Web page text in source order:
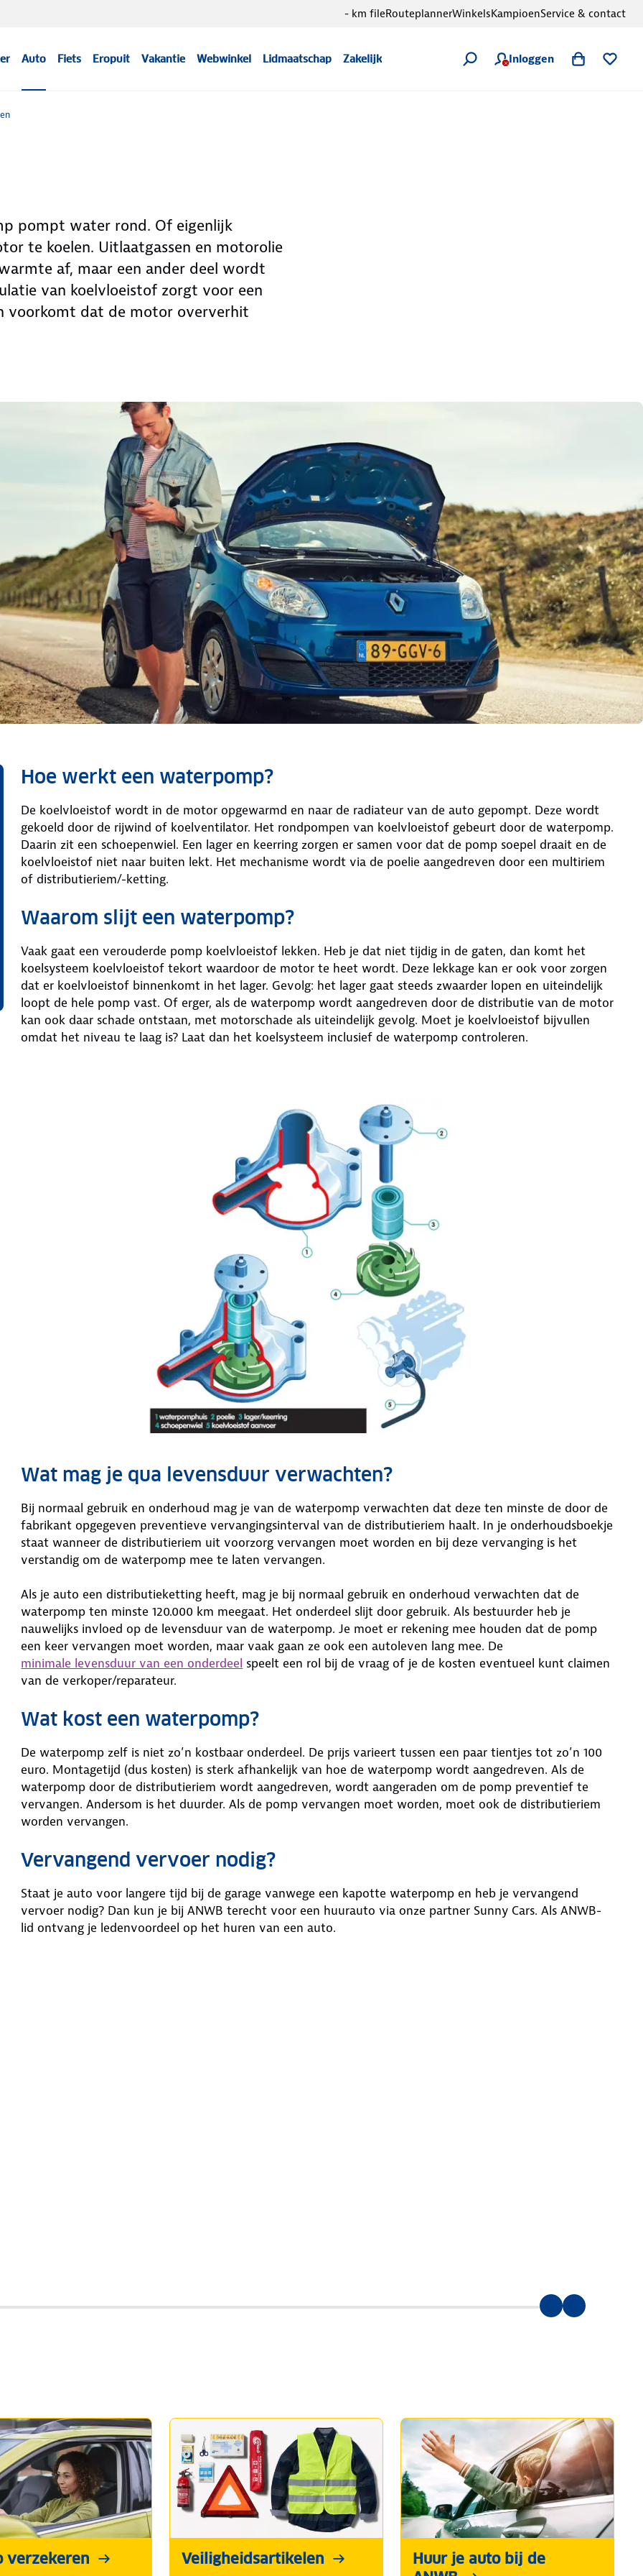
Auto Fiets Eropuit Vakantie Webwinkel Lidmaatschap Zakelijk Inloggen
- km fileRouteplannerWinkelsKampioenService & contact
pompt water rond. Of eigenlijk
te koelen. Uitlaatgassen en motorolie
af, maar een ander deel wordt
van koelvloeistof zorgt voor een
voorkomt dat de motor oververhit
Hoe werkt een waterpomp?
De koelvloeistof wordt in de motor opgewarmd en naar de radiateur van de auto gepompt. Deze wordt
gekoeld door de rijwind of koelventilator. Het rondpompen van koelvloeistof gebeurt door de waterpomp.
Daarin zit een schoepenwiel. Een lager en keerring zorgen er samen voor dat de pomp soepel draait en de
koelvloeistof niet naar buiten lekt. Het mechanisme wordt via de poelie aangedreven door een multiriem
of distributieriem/-ketting.
Waarom slijt een waterpomp?
Vaak gaat een verouderde pomp koelvloeistof lekken. Heb je dat niet tijdig in de gaten, dan komt het
koelsysteem koelvloeistof tekort waardoor de motor te heet wordt. Deze lekkage kan er ook voor zorgen
dat er koelvloeistof binnenkomt in het lager. Gevolg: het lager gaat steeds zwaarder lopen en uiteindelijk
loopt de hele pomp vast. Of erger, als de waterpomp wordt aangedreven door de distributie van de motor
kan ook daar schade ontstaan, met motorschade als uiteindelijk gevolg. Moet je koelvloeistof bijvullen
omdat het niveau te laag is? Laat dan het koelsysteem inclusief de waterpomp controleren.
Wat mag je qua levensduur verwachten?
Bij normaal gebruik en onderhoud mag je van de waterpomp verwachten dat deze ten minste de door de
fabrikant opgegeven preventieve vervangingsinterval van de distributieriem haalt. In je onderhoudsboekje
staat wanneer de distributieriem uit voorzorg vervangen moet worden en bij deze vervanging is het
verstandig om de waterpomp mee te laten vervangen.
Als je auto een distributieketting heeft, mag je bij normaal gebruik en onderhoud verwachten dat de
waterpomp ten minste 120.000 km meegaat. Het onderdeel slijt door gebruik. Als bestuurder heb je
nauwelijks invloed op de levensduur van de waterpomp. Je moet er rekening mee houden dat de pomp
een keer vervangen moet worden, maar vaak gaan ze ook een autoleven lang mee. De
minimale levensduur van een onderdeel speelt een rol bij de vraag of je de kosten eventueel kunt claimen
van de verkoper/reparateur.
Wat kost een waterpomp?
De waterpomp zelf is niet zo’n kostbaar onderdeel. De prijs varieert tussen een paar tientjes tot zo’n 100
euro. Montagetijd (dus kosten) is sterk afhankelijk van hoe de waterpomp wordt aangedreven. Als de
waterpomp door de distributieriem wordt aangedreven, wordt aangeraden om de pomp preventief te
vervangen. Andersom is het duurder. Als de pomp vervangen moet worden, moet ook de distributieriem
worden vervangen.
Vervangend vervoer nodig?
Staat je auto voor langere tijd bij de garage vanwege een kapotte waterpomp en heb je vervangend
vervoer nodig? Dan kun je bij ANWB terecht voor een huurauto via onze partner Sunny Cars. Als ANWB-
lid ontvang je ledenvoordeel op het huren van een auto.
verzekeren Veiligheidsartikelen
Huur je auto bij de